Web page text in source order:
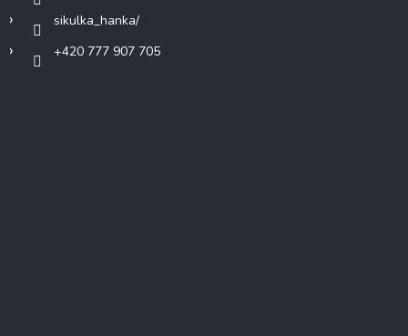
sikulka_hanka/
+420 777 907 705